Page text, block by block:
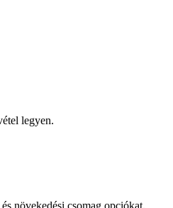
legyen.
növekedési csomag opciókat.